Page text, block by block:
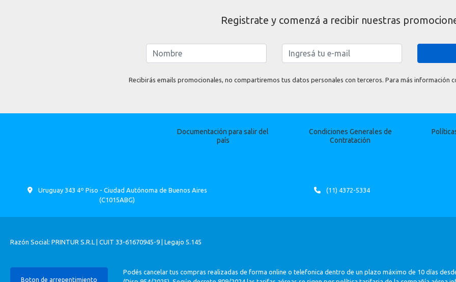
Registrate y comenzá a recibir nuestras
Recibirás emails promocionales, no compartiremos tus datos personales con terceros. Para más información
Documentación para salir del
país
Condiciones Generales de
Contratación
Uruguay 343 4º Piso - Ciudad Autónoma de Buenos Aires
(C1015ABG)
(11) 4372-5334
Razón Social: PRINTUR S.R.L | CUIT 33-61670945-9 | Legajo 5.145
Boton de arrepentimiento
Podés cancelar tus compras realizadas de forma online o telefonica dentro de un plazo máximo de 10 días